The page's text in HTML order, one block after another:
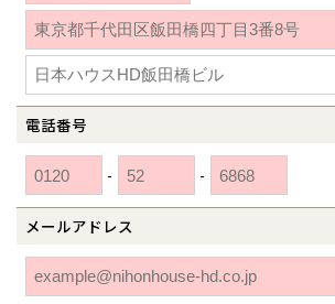
電話番号
- -
メールアドレス
福島
石川
福井
千葉
茨城
栃木
群馬
静岡
三重
京都
兵庫
奈良
滋賀
岡山
香川
愛媛
鳥取
九州
福岡
佐賀
熊本
分譲マンション
※現住所のある都道府県以外の建築予定地の方でも
くの展示場又は店舗にお問合せください。
応します。お気軽にご相談ください。
福島県
郡山
福島
いわき
会津
石川県
金沢
福井県
福井
埼玉県
埼玉
所沢
千葉県
千葉
柏
茨城県
水戸
栃木県
宇都宮
群馬県
群馬
伊勢崎
静岡県
静岡
浜松
三重県
四日市
京都府
京都
兵庫県
姫路
奈良県
奈良
岡山県
岡山
香川県
高松
愛媛県
松山
九州
福岡県
福岡
佐賀県
熊本県
大分県
大分
宮崎県
宮崎